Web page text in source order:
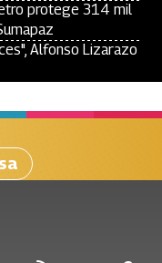
protege 314 mil
Alfonso Lizarazo